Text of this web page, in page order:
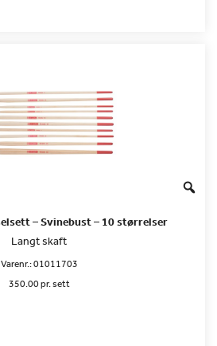
– Svinebust – 10 størrelser
Langt skaft
Varenr.:01011703
350.00 pr. sett